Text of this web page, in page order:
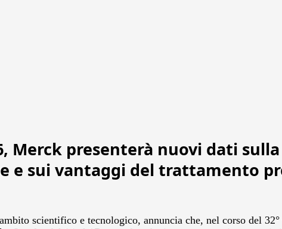
Merck presenterà nuovi dati
e sui vantaggi del trattamento
scientifico e tecnologico, annuncia che, nel corso del